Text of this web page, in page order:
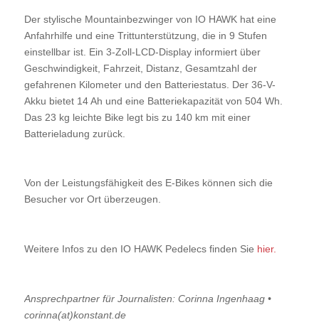
Der stylische Mountainbezwinger von IO HAWK hat eine
Anfahrhilfe und eine Trittunterstützung, die in 9 Stufen
einstellbar ist. Ein 3-Zoll-LCD-Display informiert über
Geschwindigkeit, Fahrzeit, Distanz, Gesamtzahl der
gefahrenen Kilometer und den Batteriestatus. Der 36-V-
Akku bietet 14 Ah und eine Batteriekapazität von 504 Wh.
Das 23 kg leichte Bike legt bis zu 140 km mit einer
Batterieladung zurück.
Von der Leistungsfähigkeit des E-Bikes können sich die
Besucher vor Ort überzeugen.
Weitere Infos zu den IO HAWK Pedelecs finden Sie hier.
Ansprechpartner für Journalisten: Corinna Ingenhaag •
corinna(at)konstant.de